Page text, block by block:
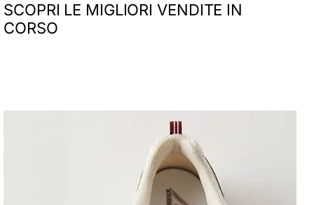
SCOPRI LE MIGLIORI VENDITE IN
CORSO